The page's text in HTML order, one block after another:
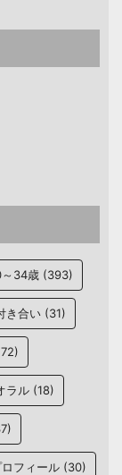
34歳 (393)
き合い (31)
ラル (18)
ロフィール (30)